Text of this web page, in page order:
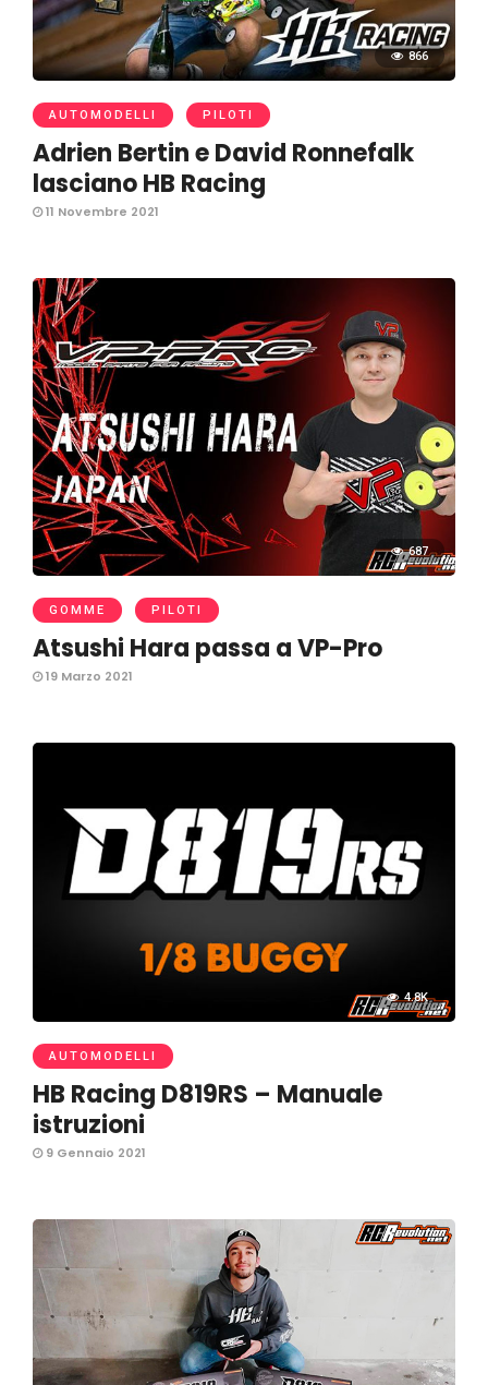
866
AUTOMODELLI PILOTI
Adrien Bertin e David Ronnefalk
lasciano HB Racing
11 Novembre 2021
687
GOMME PILOTI
Atsushi Hara passa a VP-Pro
19 Marzo 2021
4.8K
AUTOMODELLI
HB Racing D819RS – Manuale
istruzioni
9 Gennaio 2021